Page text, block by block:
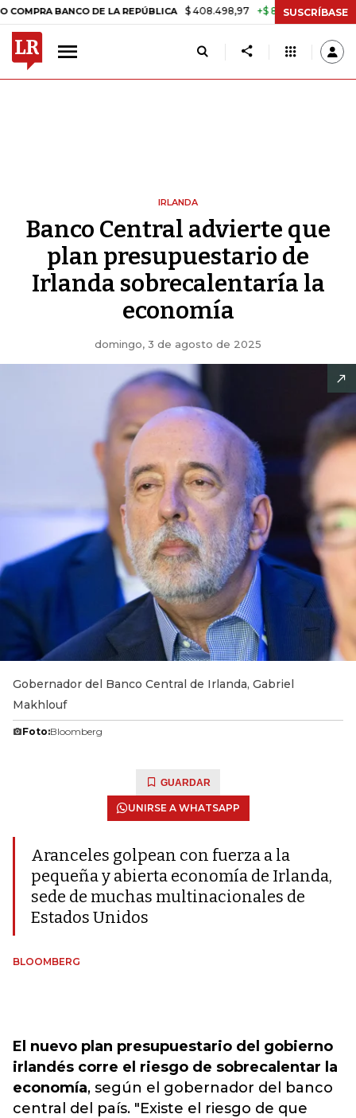
BANCO DE LA REPÚBLICA $ 408.498,97 +$ 8.753,81 +2,19% TASA
SUSCRÍBASE
IRLANDA
Banco Central advierte que
plan presupuestario de
Irlanda sobrecalentaría la
economía
domingo, 3 de agosto de 2025
Gobernador del Banco Central de Irlanda, Gabriel
Makhlouf
Foto:Bloomberg
GUARDAR
UNIRSE A WHATSAPP
Aranceles golpean con fuerza a la
pequeña y abierta economía de Irlanda,
sede de muchas multinacionales de
Estados Unidos
BLOOMBERG
El nuevo plan presupuestario del gobierno
irlandés corre el riesgo de sobrecalentar la
economía, según el gobernador del banco
central del país. "Existe el riesgo de que